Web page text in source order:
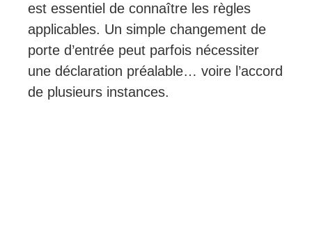
est essentiel de connaître les règles
applicables. Un simple changement de
porte d’entrée peut parfois nécessiter
une déclaration préalable… voire l’accord
de plusieurs instances.